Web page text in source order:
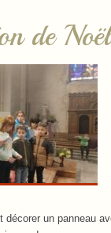
de Noël
décorer un panneau